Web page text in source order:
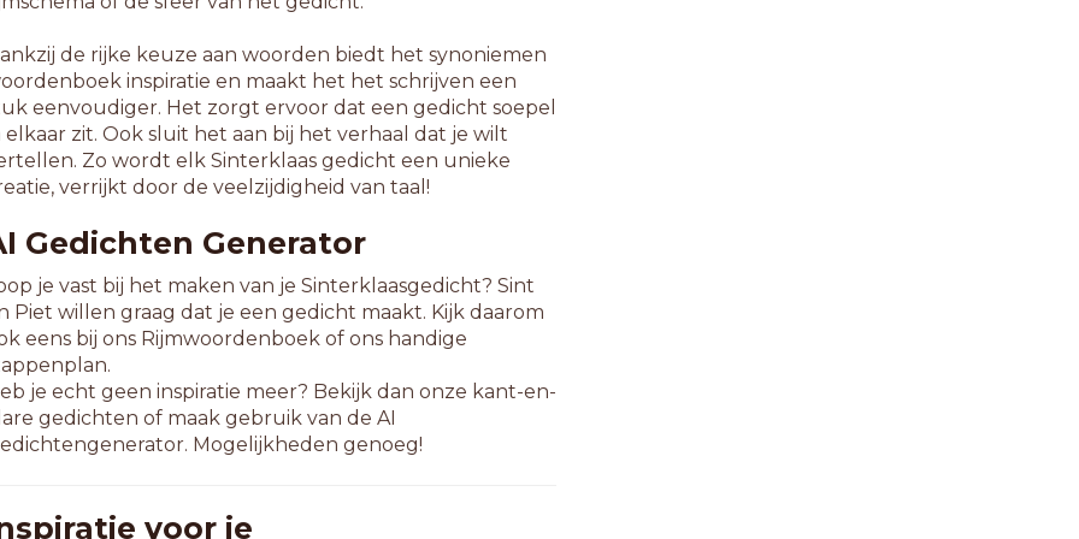
de rijke keuze aan woorden biedt het synoniemen
inspiratie en maakt het het schrijven een
eenvoudiger. Het zorgt ervoor dat een gedicht soepel
elkaar zit. Ook sluit het aan bij het verhaal dat je wilt
Zo wordt elk Sinterklaas gedicht een unieke
verrijkt door de veelzijdigheid van taal!
Gedichten Generator
je vast bij het maken van je Sinterklaasgedicht? Sint
Piet willen graag dat je een gedicht maakt. Kijk daarom
eens bij ons Rijmwoordenboek of ons handige
je echt geen inspiratie meer? Bekijk dan onze kant-en-
gedichten of maak gebruik van de AI
Mogelijkheden genoeg!
voor je